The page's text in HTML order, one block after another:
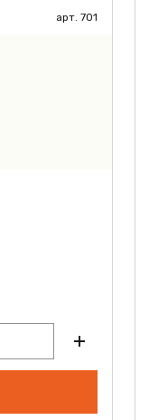
арт. 701